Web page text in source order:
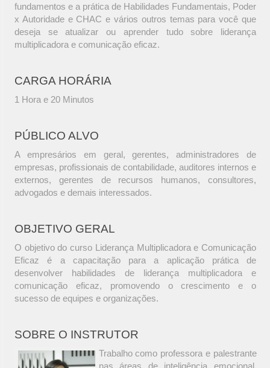
fundamentos e a prática de Habilidades Fundamentais, Poder
x Autoridade e CHAC e vários outros temas para você que
deseja se atualizar ou aprender tudo sobre liderança
multiplicadora e comunicação eficaz.
CARGA HORÁRIA
1 Hora e 20 Minutos
PÚBLICO ALVO
A empresários em geral, gerentes, administradores de
empresas, profissionais de contabilidade, auditores internos e
externos, gerentes de recursos humanos, consultores,
advogados e demais interessados.
OBJETIVO GERAL
O objetivo do curso Liderança Multiplicadora e Comunicação
Eficaz é a capacitação para a aplicação prática de
desenvolver habilidades de liderança multiplicadora e
comunicação eficaz, promovendo o crescimento e o
sucesso de equipes e organizações.
SOBRE O INSTRUTOR
Trabalho como professora e palestrante